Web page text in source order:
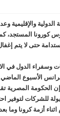
والإقليمية
المستجد،
حتى لا يتم
الدول في
الأسبوع
إن الحكومة
للشركات لتوفير
أزمة كرونا وما